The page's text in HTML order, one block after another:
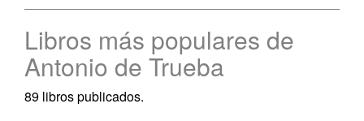
Libros más populares de
Antonio de Trueba
89 libros publicados.